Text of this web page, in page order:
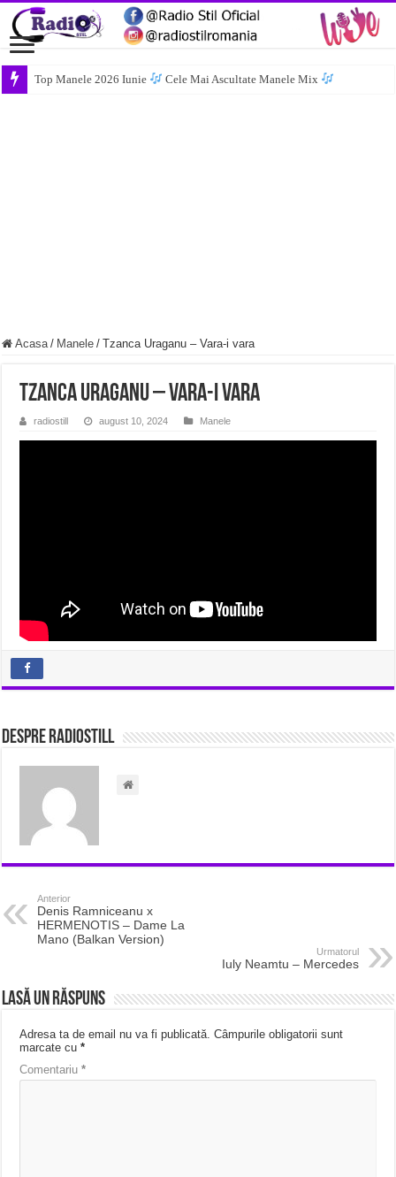
Top Manele 2026 Iunie Cele Mai Ascultate Manele Mix
Acasa / Manele / Tzanca Uraganu – Vara-i vara
Tzanca Uraganu – Vara-i vara
radiostill august 10, 2024 Manele
Despre radiostill
Anterior
Denis Ramniceanu x
HERMENOTIS – Dame La
Mano (Balkan Version)
Urmatorul
Iuly Neamtu – Mercedes
Lasă un răspuns
Adresa ta de email nu va fi publicată. Câmpurile obligatorii sunt
marcate cu*
Comentariu*